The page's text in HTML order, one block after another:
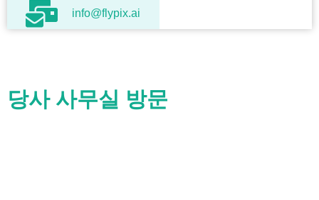
info@flypix.ai
당사 사무실 방문